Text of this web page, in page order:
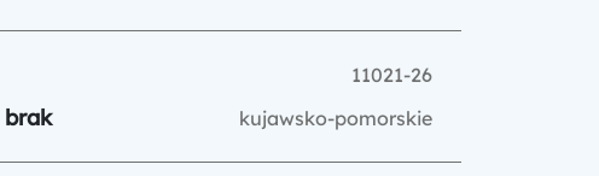
11021-26
brak kujawsko-pomorskie